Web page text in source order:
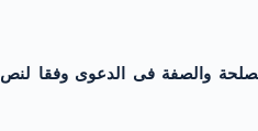
والصفة فى الدعوى وفقا لنص